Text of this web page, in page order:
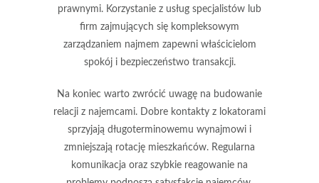
prawnymi. Korzystanie z usług specjalistów lub
firm zajmujących się kompleksowym
zarządzaniem najmem zapewni właścicielom
spokój i bezpieczeństwo transakcji.
Na koniec warto zwrócić uwagę na budowanie
relacji z najemcami. Dobre kontakty z lokatorami
sprzyjają długoterminowemu wynajmowi i
zmniejszają rotację mieszkańców. Regularna
komunikacja oraz szybkie reagowanie na